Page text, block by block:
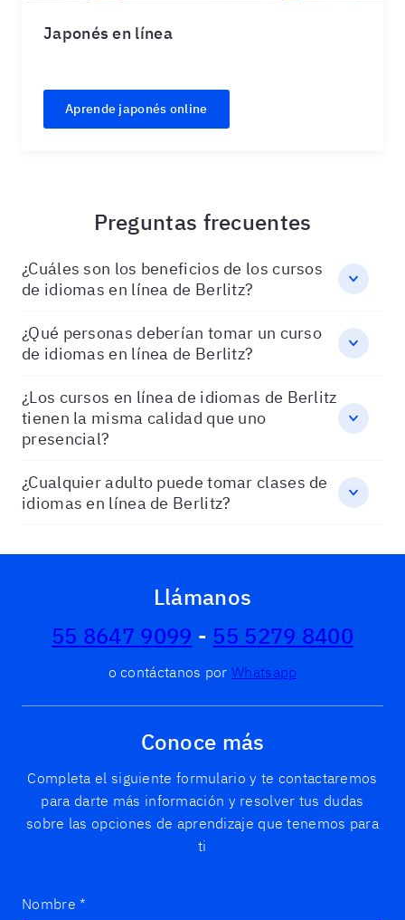
Japonés en línea
Aprende japonés online
Preguntas frecuentes
¿Cuáles son los beneficios de los cursos
de idiomas en línea de Berlitz?
¿Qué personas deberían tomar un curso
de idiomas en línea de Berlitz?
¿Los cursos en línea de idiomas de Berlitz
tienen la misma calidad que uno
presencial?
¿Cualquier adulto puede tomar clases de
idiomas en línea de Berlitz?
Llámanos
55 8647 9099 - 55 5279 8400
o contáctanos por Whatsapp
Conoce más
Completa el siguiente formulario y te contactaremos
para darte más información y resolver tus dudas
sobre las opciones de aprendizaje que tenemos para
ti
Nombre *